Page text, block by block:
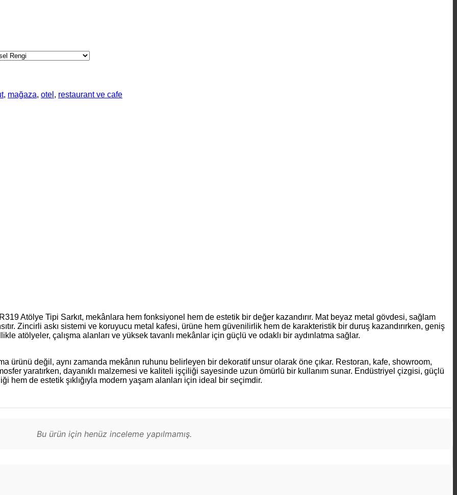
, mağaza, otel , restaurant ve cafe
Atölye Tipi Sarkıt, mekânlara hem fonksiyonel hem de estetik bir değer kazandırır. Mat beyaz metal gövdesi, sağlam
Zincirli askı sistemi ve koruyucu metal kafesi, ürüne hem güvenilirlik hem de karakteristik bir duruş kazandırırken, geniş
atölyeler, çalışma alanları ve yüksek tavanlı mekânlar için güçlü ve odaklı bir aydınlatma sağlar.
ürünü değil, aynı zamanda mekânın ruhunu belirleyen bir dekoratif unsur olarak öne çıkar. Restoran, kafe, showroom,
yaratırken, dayanıklı malzemesi ve kaliteli işçiliği sayesinde uzun ömürlü bir kullanım sunar. Endüstriyel çizgisi, güçlü
hem de estetik şıklığıyla modern yaşam alanları için ideal bir seçimdir.
Bu ürün için henüz inceleme yapılmamış.